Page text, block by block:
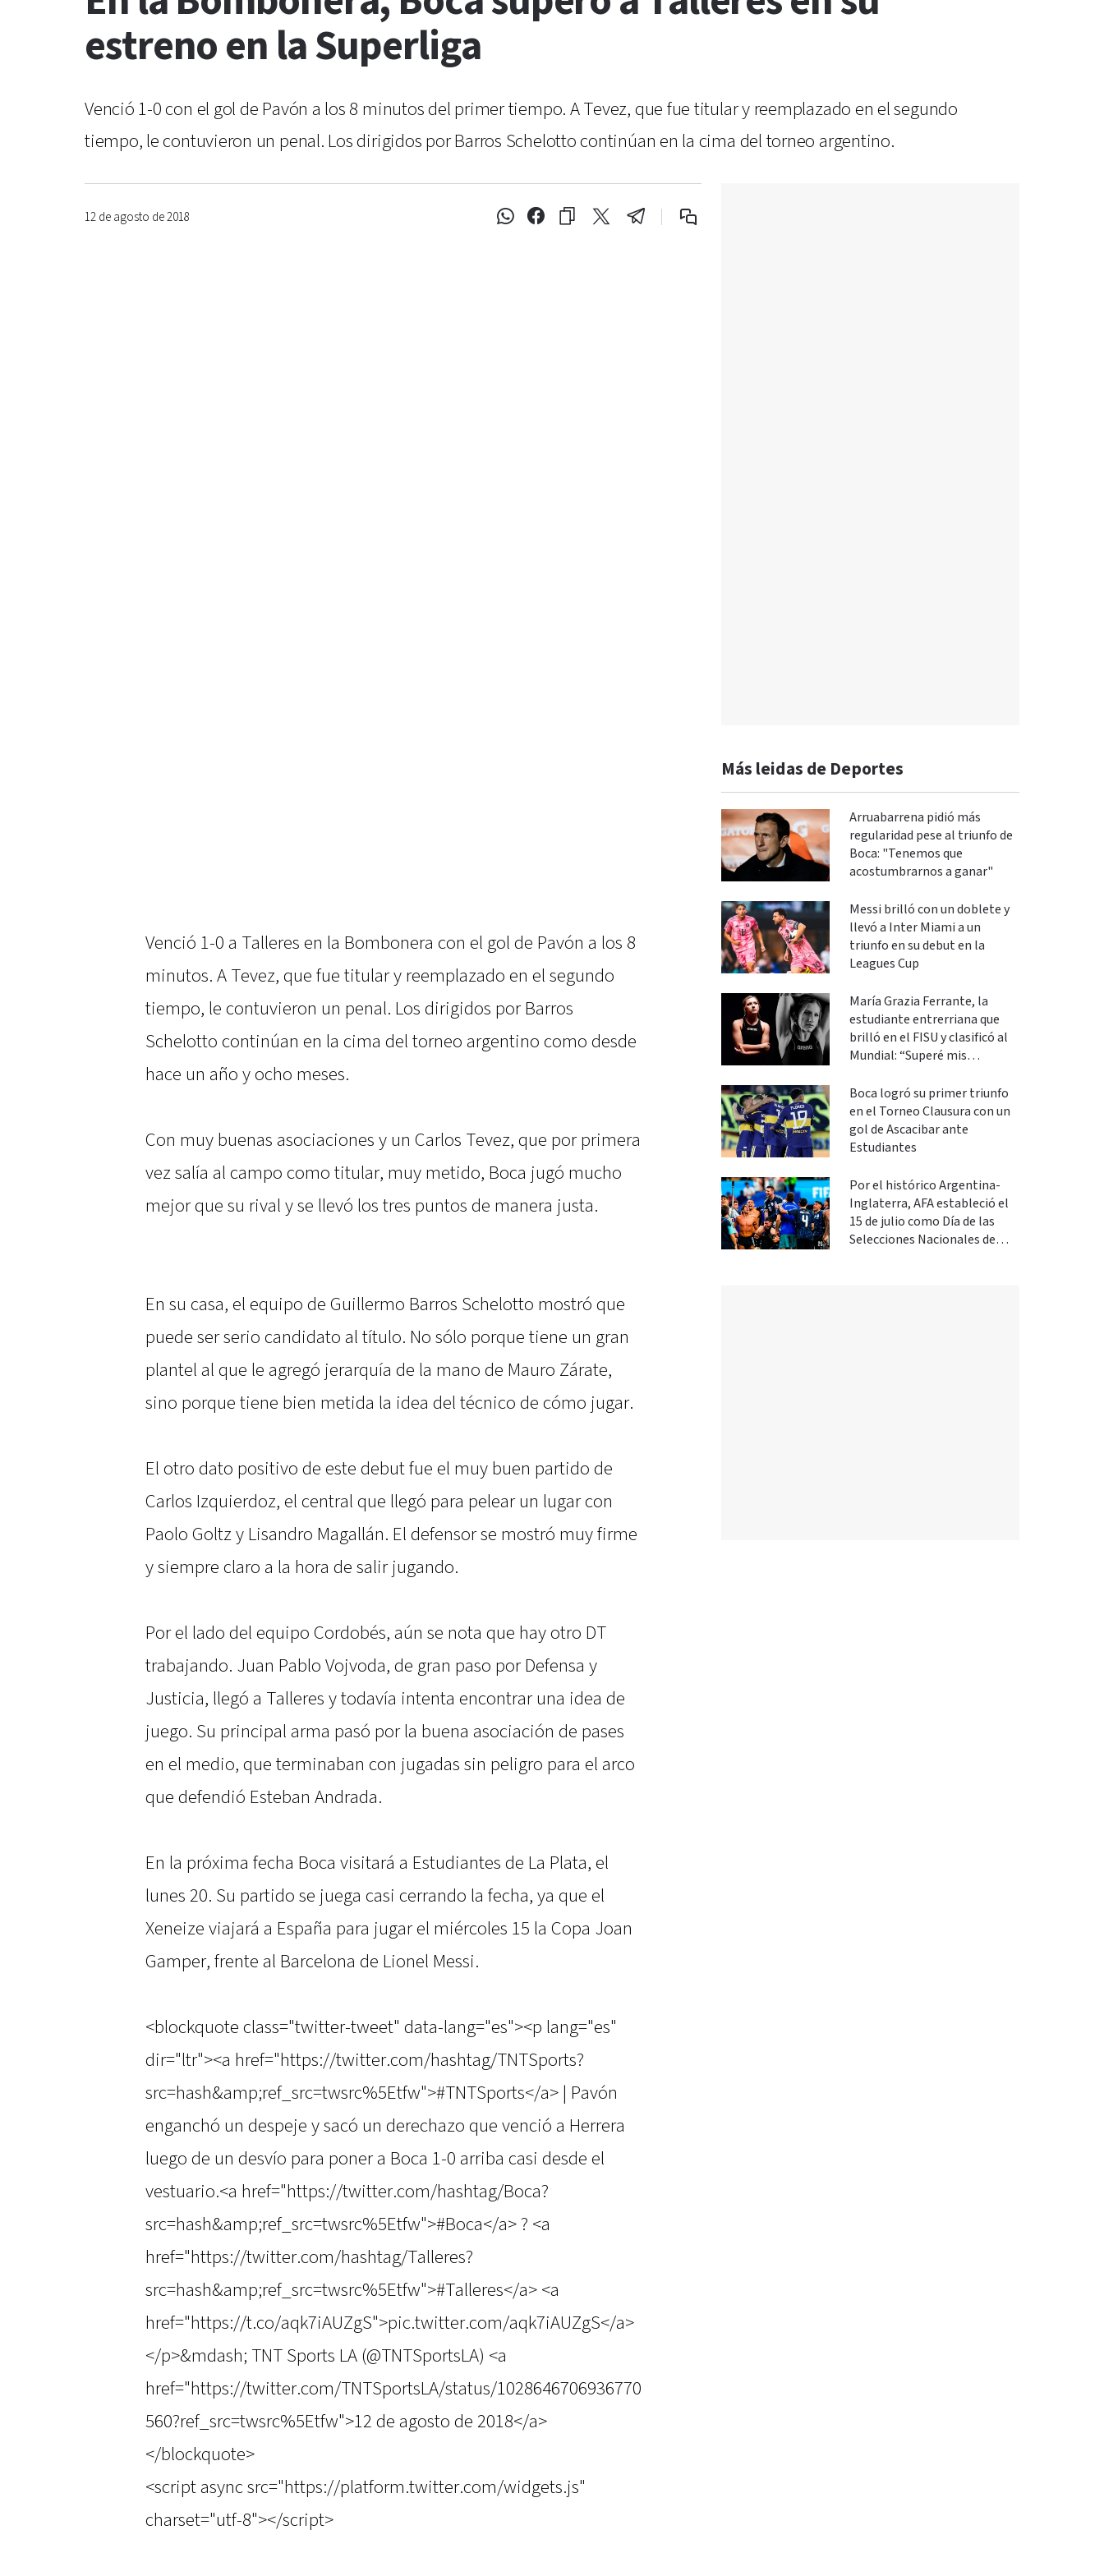
estreno en la Superliga
Venció 1-0 con el gol de Pavón a los 8 minutos del primer tiempo. A Tevez, que fue titular y reemplazado en el segundo
tiempo, le contuvieron un penal. Los dirigidos por Barros Schelotto continúan en la cima del torneo argentino.
12 de agosto de 2018
Venció 1-0 a Talleres en la Bombonera con el gol de Pavón a los 8
minutos. A Tevez, que fue titular y reemplazado en el segundo
tiempo, le contuvieron un penal. Los dirigidos por Barros
Schelotto continúan en la cima del torneo argentino como desde
hace un año y ocho meses.
Con muy buenas asociaciones y un Carlos Tevez, que por primera
vez salía al campo como titular, muy metido, Boca jugó mucho
mejor que su rival y se llevó los tres puntos de manera justa.
En su casa, el equipo de Guillermo Barros Schelotto mostró que
puede ser serio candidato al título. No sólo porque tiene un gran
plantel al que le agregó jerarquía de la mano de Mauro Zárate,
sino porque tiene bien metida la idea del técnico de cómo jugar.
El otro dato positivo de este debut fue el muy buen partido de
Carlos Izquierdoz, el central que llegó para pelear un lugar con
Paolo Goltz y Lisandro Magallán. El defensor se mostró muy firme
y siempre claro a la hora de salir jugando.
Por el lado del equipo Cordobés, aún se nota que hay otro DT
trabajando. Juan Pablo Vojvoda, de gran paso por Defensa y
Justicia, llegó a Talleres y todavía intenta encontrar una idea de
juego. Su principal arma pasó por la buena asociación de pases
en el medio, que terminaban con jugadas sin peligro para el arco
que defendió Esteban Andrada.
En la próxima fecha Boca visitará a Estudiantes de La Plata, el
lunes 20. Su partido se juega casi cerrando la fecha, ya que el
Xeneize viajará a España para jugar el miércoles 15 la Copa Joan
Gamper, frente al Barcelona de Lionel Messi.
<blockquote class="twitter-tweet" data-lang="es"><p lang="es"
dir="ltr"><a href="https://twitter.com/hashtag/TNTSports?
src=hash&amp;ref_src=twsrc%5Etfw">#TNTSports</a> | Pavón
enganchó un despeje y sacó un derechazo que venció a Herrera
luego de un desvío para poner a Boca 1-0 arriba casi desde el
vestuario.<a href="https://twitter.com/hashtag/Boca?
src=hash&amp;ref_src=twsrc%5Etfw">#Boca</a> ? <a
href="https://twitter.com/hashtag/Talleres?
src=hash&amp;ref_src=twsrc%5Etfw">#Talleres</a> <a
href="https://t.co/aqk7iAUZgS">pic.twitter.com/aqk7iAUZgS</a>
</p>&mdash; TNT Sports LA (@TNTSportsLA) <a
href="https://twitter.com/TNTSportsLA/status/1028646706936770
560?ref_src=twsrc%5Etfw">12 de agosto de 2018</a>
</blockquote>
<script async src="https://platform.twitter.com/widgets.js"
charset="utf-8"></script>
Más leidas de Deportes
Arruabarrena pidió más
regularidad pese al triunfo de
Boca: "Tenemos que
acostumbrarnos a ganar"
Messi brilló con un doblete y
llevó a Inter Miami a un
triunfo en su debut en la
Leagues Cup
María Grazia Ferrante, la
estudiante entrerriana que
brilló en el FISU y clasificó al
Mundial: “Superé mis
Boca logró su primer triunfo
en el Torneo Clausura con un
gol de Ascacibar ante
Estudiantes
Por el histórico Argentina-
Inglaterra, AFA estableció el
15 de julio como Día de las
Selecciones Nacionales de